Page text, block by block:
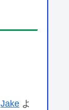
Jake よ